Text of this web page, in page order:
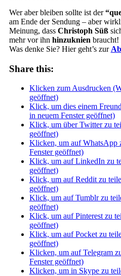
Wer aber bleiben sollte ist der
am Ende der Sendung – aber
Meinung, dass Christoph Süß
mehr vor ihn hinzuknien braucht!
Was denke Sie? Hier geht’s zur
Share this:
Klicken zum Ausdrucken
geöffnet)
Klick, um dies einem
in neuem Fenster geöffnet)
Klick, um über Twitter zu
geöffnet)
Klicken, um auf WhatsApp
Fenster geöffnet)
Klick, um auf LinkedIn zu
geöffnet)
Klick, um auf Reddit zu
geöffnet)
Klick, um auf Tumblr zu
geöffnet)
Klick, um auf Pinterest zu
geöffnet)
Klick, um auf Pocket zu
geöffnet)
Klicken, um auf Telegram
Fenster geöffnet)
Klicken, um in Skype zu